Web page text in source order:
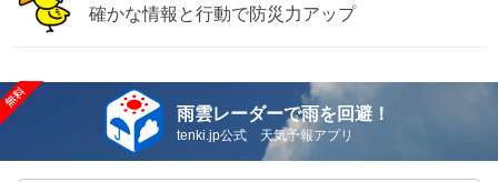
確かな情報と行動で防災力アップ
雨雲レーダーで雨を回避！
tenki.jp公式 天気予報アプリ